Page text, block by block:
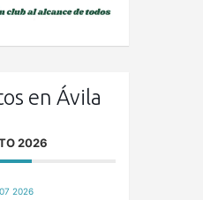
en Ávila
2026
2026